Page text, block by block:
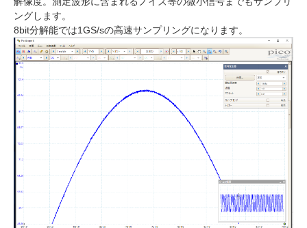
ングします。
8bit分解能では1GS/sの高速サンプリングになります。